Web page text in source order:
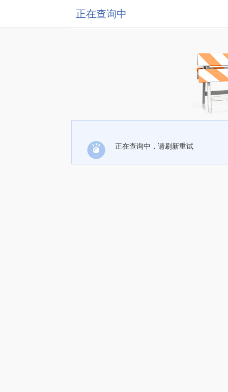
正在查询中
正在查询中，请刷新重试